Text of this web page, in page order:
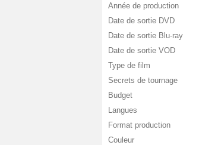
Année de production
Date de sortie DVD
Date de sortie Blu-ray
Date de sortie VOD
Type de film
Secrets de tournage
Budget
Langues
Format production
Couleur